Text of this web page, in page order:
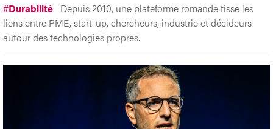
#Durabilité Depuis 2010, une plateforme romande tisse les
liens entre PME, start-up, chercheurs, industrie et décideurs
autour des technologies propres.